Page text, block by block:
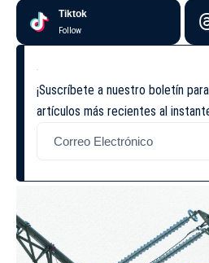
Tiktok
Follow
¡Suscríbete a nuestro boletín
artículos más recientes al